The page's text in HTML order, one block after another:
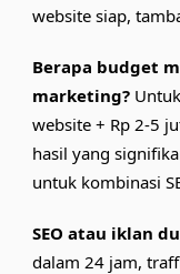
website siap,
Berapa budget
marketing?
website + Rp 2-5
hasil yang
untuk kombinasi
SEO atau iklan
dalam 24 jam,